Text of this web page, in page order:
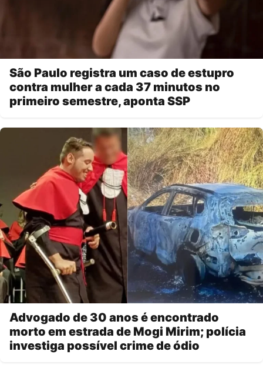
São Paulo registra um caso de estupro
contra mulher a cada 37 minutos no
primeiro semestre, aponta SSP
Advogado de 30 anos é encontrado
morto em estrada de Mogi Mirim; polícia
investiga possível crime de ódio